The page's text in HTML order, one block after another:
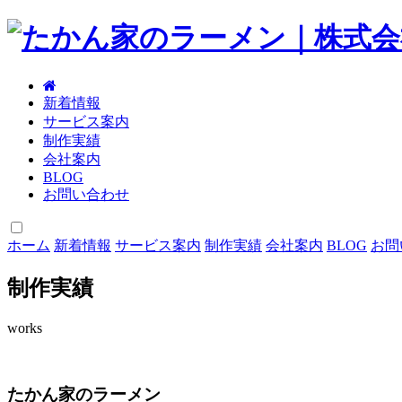
新着情報
サービス案内
制作実績
会社案内
BLOG
お問い合わせ
ホーム 新着情報 サービス案内 制作実績 会社案内 BLOG お
制作実績
works
たかん家のラーメン